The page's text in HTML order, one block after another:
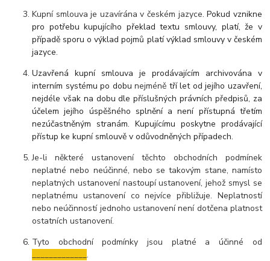
Kupní smlouva je uzavírána v českém jazyce.Pokud vznikne
pro potřebu kupujícího překlad textu smlouvy, platí, že v
případě sporu o výklad pojmů platí výklad smlouvy v českém
jazyce.
Uzavřená kupní smlouva je prodávajícím archivována v
interním systému po dobunejméně tří let od jejího uzavření,
nejdéle však na dobu dle příslušných právních předpisů, za
účelem jejího úspěšného splnění a není přístupná třetím
nezúčastněným stranám. Kupujícímu poskytne prodávající
přístup ke kupní smlouvě v odůvodněných případech.
Je-li některé ustanovení těchto obchodních podmínek
neplatné nebo neúčinné, nebo se takovým stane, namísto
neplatných ustanovení nastoupí ustanovení, jehož smysl se
neplatnému ustanovení co nejvíce přibližuje. Neplatností
nebo neúčinností jednoho ustanovení není dotčena platnost
ostatních ustanovení.
Tyto obchodní podmínky jsou platné a účinné od
_____________.